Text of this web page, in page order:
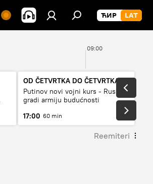
09:00
OD ČETVRTKA DO ČETVRTKA
Putinov novi vojni kurs - Rusija
gradi armiju budućnosti
17:00 60 min
Reemiteri